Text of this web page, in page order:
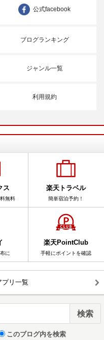
公式facebook
ブログランキング
ジャンル一覧
利用規約
ス
無料
楽天トラベル
簡単宿泊予約！
に
楽天PointClub
手軽にポイントを確認
プリ一覧
このブログ内を検索